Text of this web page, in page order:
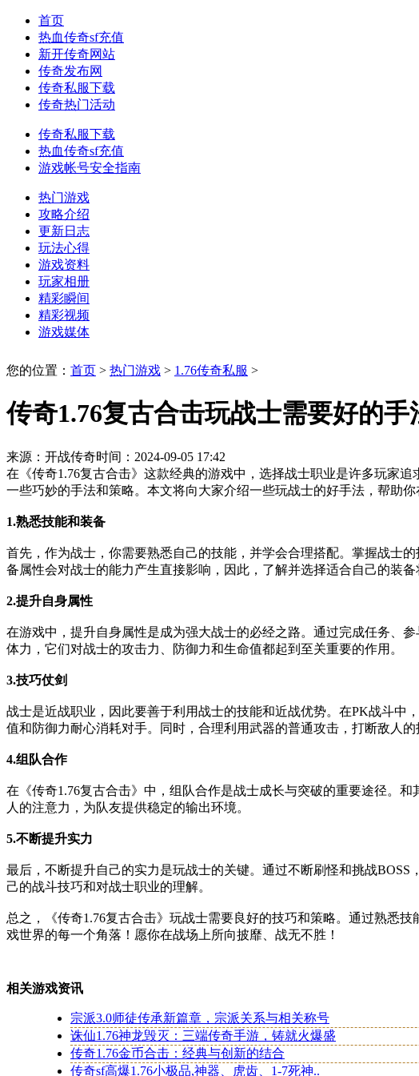
首页
热血传奇sf充值
新开传奇网站
传奇发布网
传奇私服下载
传奇热门活动
传奇私服下载
热血传奇sf充值
游戏帐号安全指南
热门游戏
攻略介绍
更新日志
玩法心得
游戏资料
玩家相册
精彩瞬间
精彩视频
游戏媒体
您的位置： 首页 > 热门游戏 > 1.76传奇私服 >
传奇1.76复古合击玩战士需要好的手
来源：开战传奇时间：2024-09-05 17:42
在《传奇1.76复古合击》这款经典的游戏中，选择战士职业是许多玩家
一些巧妙的手法和策略。本文将向大家介绍一些玩战士的好手法，帮助你
1.熟悉技能和装备
首先，作为战士，你需要熟悉自己的技能，并学会合理搭配。掌握战士
备属性会对战士的能力产生直接影响，因此，了解并选择适合自己的装备
2.提升自身属性
在游戏中，提升自身属性是成为强大战士的必经之路。通过完成任务、
体力，它们对战士的攻击力、防御力和生命值都起到至关重要的作用。
3.技巧仗剑
战士是近战职业，因此要善于利用战士的技能和近战优势。在PK战斗中
值和防御力耐心消耗对手。同时，合理利用武器的普通攻击，打断敌人的
4.组队合作
在《传奇1.76复古合击》中，组队合作是战士成长与突破的重要途径。
人的注意力，为队友提供稳定的输出环境。
5.不断提升实力
最后，不断提升自己的实力是玩战士的关键。通过不断刷怪和挑战
己的战斗技巧和对战士职业的理解。
总之，《传奇1.76复古合击》玩战士需要良好的技巧和策略。通过熟悉
戏世界的每一个角落！愿你在战场上所向披靡、战无不胜！
相关游戏资讯
宗派3.0师徒传承新篇章，宗派关系与相关称号
诛仙1.76神龙毁灭：三端传奇手游，铸就火爆盛
传奇1.76金币合击：经典与创新的结合
传奇sf高爆1.76小极品,神器、虎齿、1-7死神..